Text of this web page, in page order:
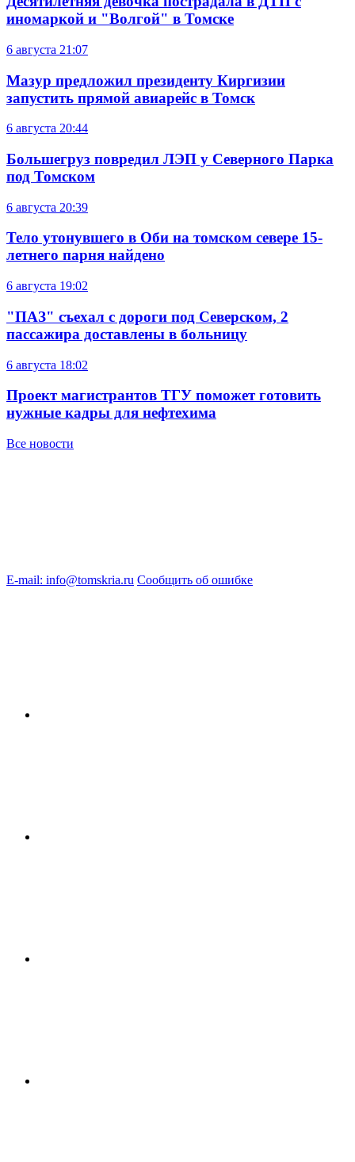
иномаркой и "Волгой" в Томске
6 августа 21:07
Мазур предложил президенту Киргизии
запустить прямой авиарейс в Томск
6 августа 20:44
Большегруз повредил ЛЭП у Северного Парка
под Томском
6 августа 20:39
Тело утонувшего в Оби на томском севере 15-
летнего парня найдено
6 августа 19:02
"ПАЗ" съехал с дороги под Северском, 2
пассажира доставлены в больницу
6 августа 18:02
Проект магистрантов ТГУ поможет готовить
нужные кадры для нефтехима
Все новости
E-mail: info@tomskria.ru Сообщить об ошибке